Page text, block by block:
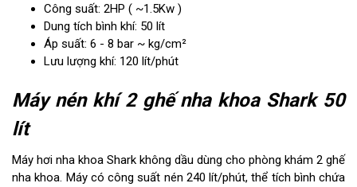
Công suất: 2HP ( ~1.5Kw )
Dung tích bình khí: 50 lít
Áp suất: 6 - 8 bar ~ kg/cm²
Lưu lượng khí: 120 lít/phút
Máy nén khí 2 ghế nha khoa Shark 50
lít
Máy hơi nha khoa Shark không dầu dùng cho phòng khám 2 ghế
nha khoa. Máy có công suất nén 240 lít/phút, thể tích bình chứa